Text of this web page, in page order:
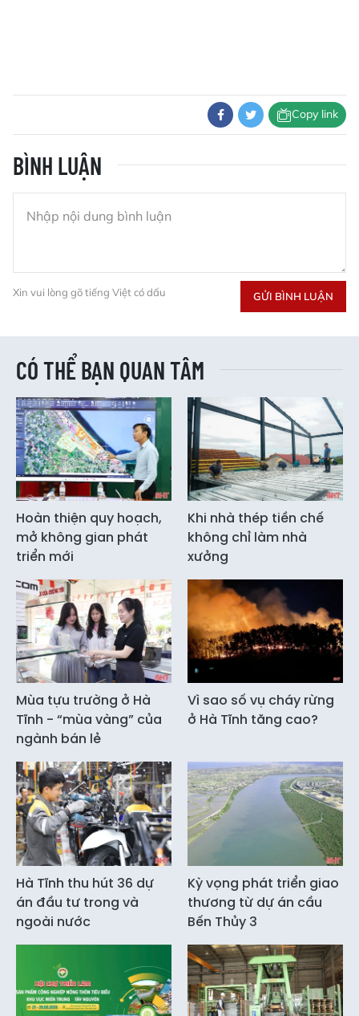
Copy link
BÌNH LUẬN
Xin vui lòng gõ tiếng Việt có dấu GỬI BÌNH LUẬN
CÓ THỂ BẠN QUAN TÂM
Hoàn thiện quy hoạch,
mở không gian phát
triển mới
Khi nhà thép tiền chế
không chỉ làm nhà
xưởng
Mùa tựu trường ở Hà
Tĩnh - “mùa vàng” của
ngành bán lẻ
Vì sao số vụ cháy rừng
ở Hà Tĩnh tăng cao?
Hà Tĩnh thu hút 36 dự
án đầu tư trong và
ngoài nước
Kỳ vọng phát triển giao
thương từ dự án cầu
Bến Thủy 3